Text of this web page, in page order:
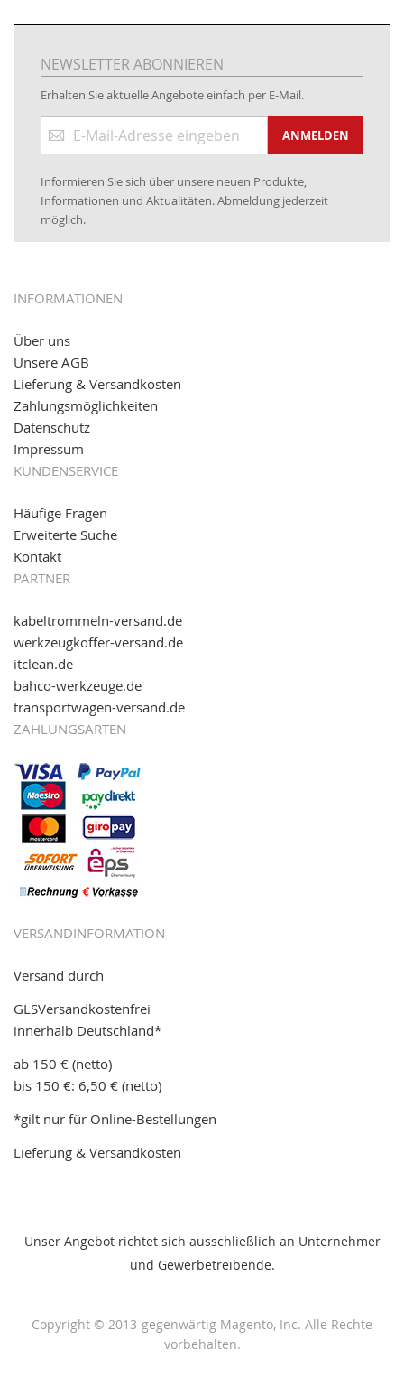
05.07.2019: Neuester Zugang zu unserer
Rohrbearbeitung
01.06.2019: Individuell
bedruckte Kabeltrommeln
www.kabeltrommeln-versand.de/Kabelbedruckung
04.11.2018: Überarbeitung der Corporate Identity (CI)
16.01.2017:JETZT NEU- Visa & MasterCard (inkl.
Maestro)
12.01.2017:JETZT NEU- giropay, SOFORT-Überweisung
05.09.2016: NEUE Topseller bei
11.08.2016: Gerade entsteht unser "neuer"
Partnershop
Online-Shop für einfaches Transportieren. Einfach
reinschauen...
NEWSLETTER ABONNIEREN
Erhalten Sie aktuelle Angebote einfach per E-Mail.
zum
ANMELDEN
Informieren Sie sich über unsere neuen Produkte,
Informationen und Aktualitäten. Abmeldung jederzeit
möglich.
INFORMATIONEN
Über uns
Unsere AGB
Lieferung & Versandkosten
Zahlungsmöglichkeiten
Datenschutz
Impressum
KUNDENSERVICE
Häufige Fragen
Erweiterte Suche
Kontakt
PARTNER
kabeltrommeln-versand.de
werkzeugkoffer-versand.de
itclean.de
bahco-werkzeuge.de
transportwagen-versand.de
ZAHLUNGSARTEN
VERSANDINFORMATION
Versand durch
GLSVersandkostenfrei
innerhalb Deutschland*
ab 150 € (netto)
bis 150 €: 6,50 € (netto)
*gilt nur für Online-Bestellungen
Lieferung & Versandkosten
Unser Angebot richtet sich ausschließlich an Unternehmer
und Gewerbetreibende.
Copyright © 2013-gegenwärtig Magento, Inc. Alle Rechte
vorbehalten.